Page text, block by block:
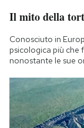
Area
Notifiche
Regala il
Hai bisogno
Esci
Il mito della
Conosciuto in
psicologica più che
nonostante le sue